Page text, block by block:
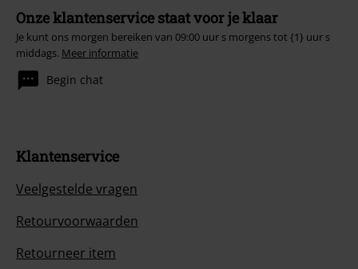
Onze klantenservice staat voor je klaar
Je kunt ons morgen bereiken van 09:00 uur s morgens tot {1} uur s
middags. Meer informatie
Begin chat
Klantenservice
Veelgestelde vragen
Retourvoorwaarden
Retourneer item